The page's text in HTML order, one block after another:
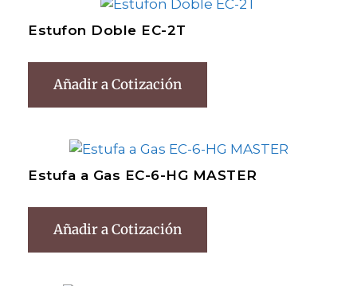
Estufon Doble EC-2T
Añadir a Cotización
Estufa a Gas EC-6-HG MASTER
Añadir a Cotización